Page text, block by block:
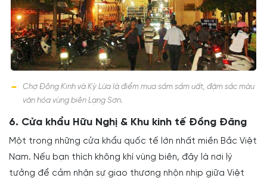
Chợ Đông Kinh và Kỳ Lừa là điểm mua sắm sầm uất, đậm sắc màu
văn hóa vùng biên Lạng Sơn.
6. Cửa khẩu Hữu Nghị & Khu kinh tế Đồng Đăng
Một trong những cửa khẩu quốc tế lớn nhất miền Bắc Việt
Nam. Nếu bạn thích không khí vùng biên, đây là nơi lý
tưởng để cảm nhận sự giao thương nhộn nhịp giữa Việt